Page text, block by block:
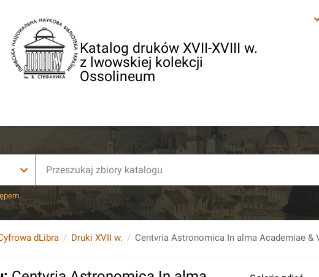
Katalog druków XVII-XVIII w.
z lwowskiej kolekcji
Ossolineum
dLibra Druki XVII w.